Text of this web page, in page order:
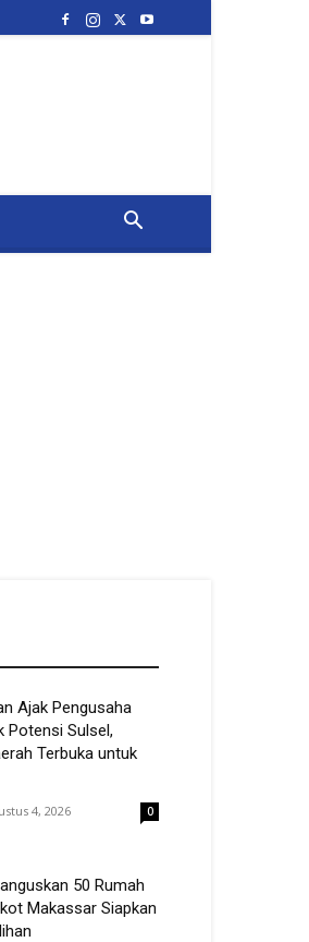
Ajak Pengusaha
Potensi Sulsel,
Terbuka untuk
4, 2026 0
50 Rumah
Makassar Siapkan